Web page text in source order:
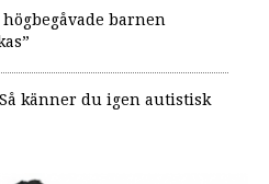
barnen
känner du igen autistisk